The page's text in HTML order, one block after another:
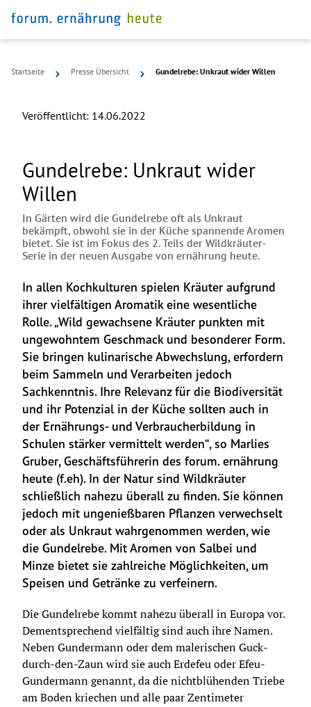
Startseite Presse Übersicht Gundelrebe: Unkraut wider Willen
Veröffentlicht: 14.06.2022
Gundelrebe: Unkraut wider
Willen
In Gärten wird die Gundelrebe oft als Unkraut
bekämpft, obwohl sie in der Küche spannende Aromen
bietet. Sie ist im Fokus des 2. Teils der Wildkräuter-
Serie in der neuen Ausgabe von ernährung heute.
In allen Kochkulturen spielen Kräuter aufgrund
ihrer vielfältigen Aromatik eine wesentliche
Rolle. „Wild gewachsene Kräuter punkten mit
ungewohntem Geschmack und besonderer Form.
Sie bringen kulinarische Abwechslung, erfordern
beim Sammeln und Verarbeiten jedoch
Sachkenntnis. Ihre Relevanz für die Biodiversität
und ihr Potenzial in der Küche sollten auch in
der Ernährungs- und Verbraucherbildung in
Schulen stärker vermittelt werden“, so Marlies
Gruber, Geschäftsführerin des forum. ernährung
heute (f.eh). In der Natur sind Wildkräuter
schließlich nahezu überall zu finden. Sie können
jedoch mit ungenießbaren Pflanzen verwechselt
oder als Unkraut wahrgenommen werden, wie
die Gundelrebe. Mit Aromen von Salbei und
Minze bietet sie zahlreiche Möglichkeiten, um
Speisen und Getränke zu verfeinern.
Die Gundelrebe kommt nahezu überall in Europa vor.
Dementsprechend vielfältig sind auch ihre Namen.
Neben Gundermann oder dem malerischen Guck-
durch-den-Zaun wird sie auch Erdefeu oder Efeu-
Gundermann genannt, da die nichtblühenden Triebe
am Boden kriechen und alle paar Zentimeter